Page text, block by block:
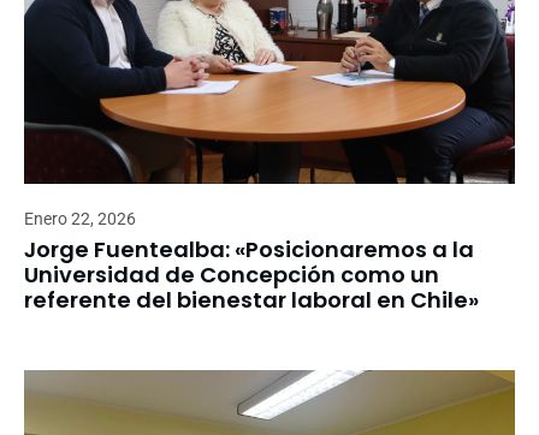
Enero 22, 2026
Jorge Fuentealba: «Posicionaremos a la
Universidad de Concepción como un
referente del bienestar laboral en Chile»